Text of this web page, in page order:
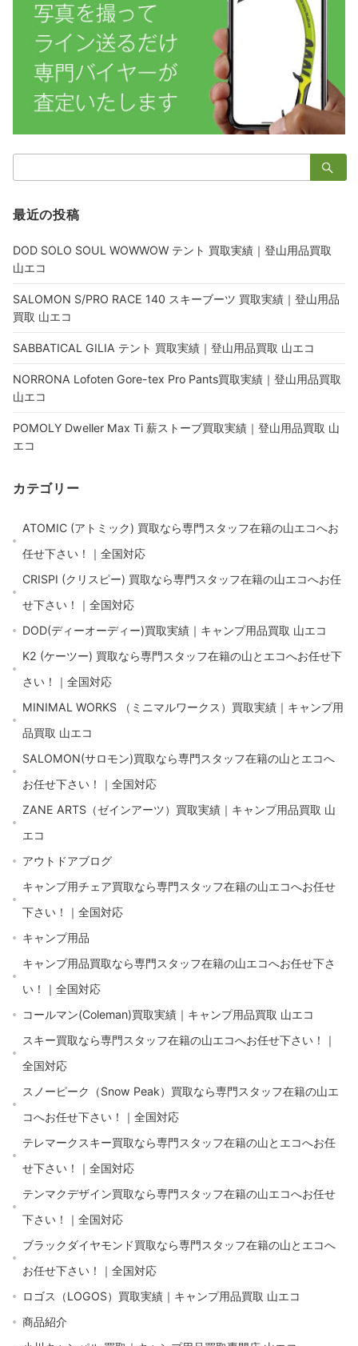
索：
最近の投稿
DOD SOLO SOUL WOWWOW テント 買取実績｜登山用品買取
山エコ
SALOMON S/PRO RACE 140 スキーブーツ 買取実績｜登山用品
買取 山エコ
SABBATICAL GILIA テント 買取実績｜登山用品買取 山エコ
NORRONA Lofoten Gore-tex Pro Pants買取実績｜登山用品買取
山エコ
POMOLY Dweller Max Ti 薪ストーブ買取実績｜登山用品買取 山
エコ
カテゴリー
ATOMIC (アトミック) 買取なら専門スタッフ在籍の山エコへお
任せ下さい！｜全国対応
CRISPI (クリスピー) 買取なら専門スタッフ在籍の山エコへお任
せ下さい！｜全国対応
DOD(ディーオーディー)買取実績｜キャンプ用品買取 山エコ
K2 (ケーツー) 買取なら専門スタッフ在籍の山とエコへお任せ下
さい！｜全国対応
MINIMAL WORKS （ミニマルワークス）買取実績｜キャンプ用
品買取 山エコ
SALOMON(サロモン)買取なら専門スタッフ在籍の山とエコへ
お任せ下さい！｜全国対応
ZANE ARTS（ゼインアーツ）買取実績｜キャンプ用品買取 山
エコ
アウトドアブログ
キャンプ用チェア買取なら専門スタッフ在籍の山エコへお任せ
下さい！｜全国対応
キャンプ用品
キャンプ用品買取なら専門スタッフ在籍の山エコへお任せ下さ
い！｜全国対応
コールマン(Coleman)買取実績｜キャンプ用品買取 山エコ
スキー買取なら専門スタッフ在籍の山エコへお任せ下さい！｜
全国対応
スノーピーク（Snow Peak）買取なら専門スタッフ在籍の山エ
コへお任せ下さい！｜全国対応
テレマークスキー買取なら専門スタッフ在籍の山とエコへお任
せ下さい！｜全国対応
テンマクデザイン買取なら専門スタッフ在籍の山エコへお任せ
下さい！｜全国対応
ブラックダイヤモンド買取なら専門スタッフ在籍の山とエコへ
お任せ下さい！｜全国対応
ロゴス（LOGOS）買取実績｜キャンプ用品買取 山エコ
商品紹介